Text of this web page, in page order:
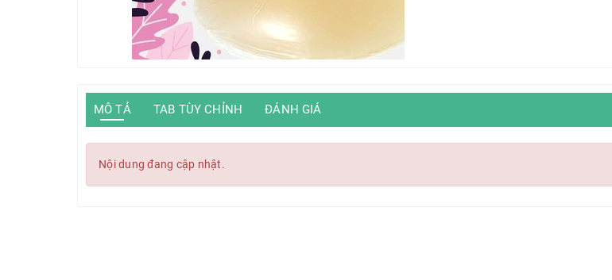
MÔ TẢ TAB TÙY CHỈNH ĐÁNH GIÁ
Nội dung đang cập nhật.